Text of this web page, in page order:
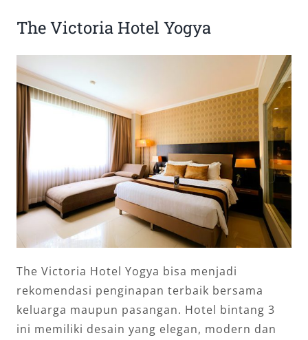
The Victoria Hotel Yogya
The Victoria Hotel Yogya bisa menjadi
rekomendasi penginapan terbaik bersama
keluarga maupun pasangan. Hotel bintang 3
ini memiliki desain yang elegan, modern dan